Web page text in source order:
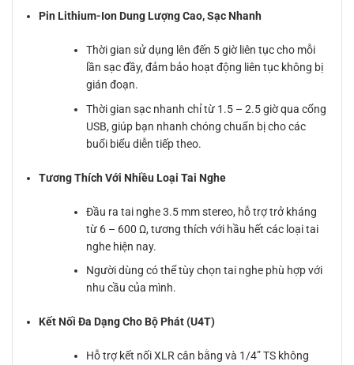
Pin Lithium-Ion Dung Lượng Cao, Sạc Nhanh
Thời gian sử dụng lên đến 5 giờ liên tục cho mỗi
lần sạc đầy, đảm bảo hoạt động liên tục không bị
gián đoạn.
Thời gian sạc nhanh chỉ từ 1.5 – 2.5 giờ qua cổng
USB, giúp bạn nhanh chóng chuẩn bị cho các
buổi biểu diễn tiếp theo.
Tương Thích Với Nhiều Loại Tai Nghe
Đầu ra tai nghe 3.5 mm stereo, hỗ trợ trở kháng
từ 6 – 600 Ω, tương thích với hầu hết các loại tai
nghe hiện nay.
Người dùng có thể tùy chọn tai nghe phù hợp với
nhu cầu của mình.
Kết Nối Đa Dạng Cho Bộ Phát (U4T)
Hỗ trợ kết nối XLR cân bằng và 1/4” TS không